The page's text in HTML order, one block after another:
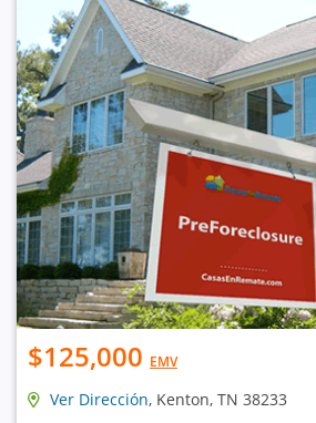
$125,000 EMV
Ver Dirección, Kenton, TN 38233